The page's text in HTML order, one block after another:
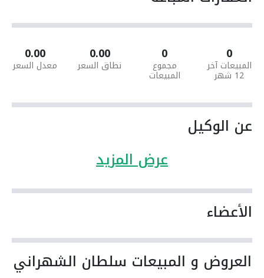
0
المبيعات آخر
12 شهر
0
مجموع
المبيعات
0.00
نطاق السعر
0.00
معدل السعر
عن الوكيل
عرض المزيد
الأعضاء
العروض و المبيعات سلطان الشهراني